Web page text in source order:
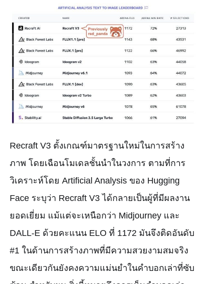
Recraft V3 ตั้งเกณฑ์มาตรฐานใหม่ในการสร้าง
ภาพ โดยเฉือนโมเดลชั้นนำในวงการ ตามที่การ
วิเคราะห์โดย Artificial Analysis ของ Hugging
Face ระบุว่า Recraft V3 ได้กลายเป็นผู้ที่มีผลงาน
ยอดเยี่ยม แม้แต่จะเหนือกว่า Midjourney และ
DALL-E ด้วยคะแนน ELO ที่ 1172 มันจึงติดอันดับ
#1 ในด้านการสร้างภาพที่มีความสวยงามสมจริง
ขณะเดียวกันยังคงความแม่นยำในคำบอกเล่าที่ซับ